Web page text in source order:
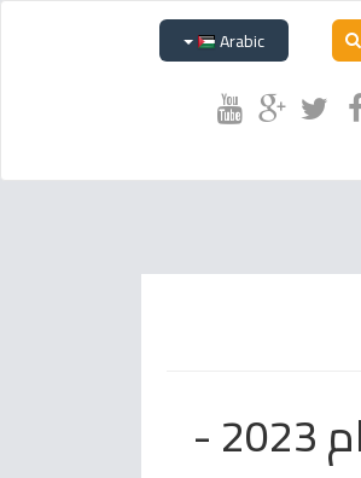
Arabic
تحديث الخطة التنموية الإستراتيجية لمدينة بيت لحم للأعوام 2023 -